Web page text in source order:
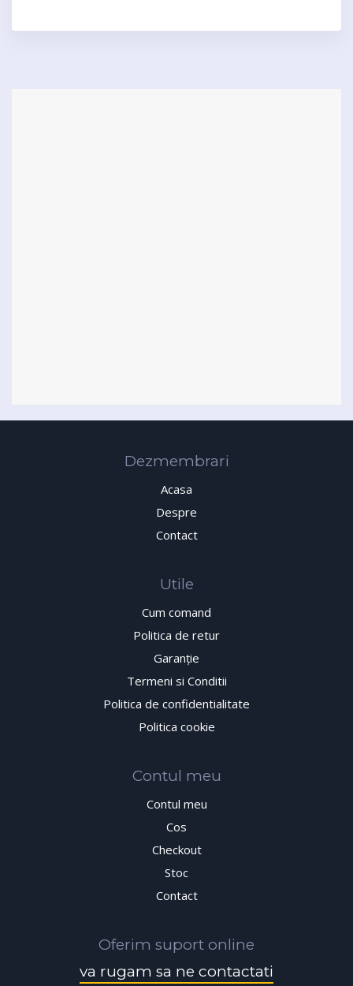
Dezmembrari
Acasa
Despre
Contact
Utile
Cum comand
Politica de retur
Garanţie
Termeni si Conditii
Politica de confidentialitate
Politica cookie
Contul meu
Contul meu
Cos
Checkout
Stoc
Contact
Oferim suport online
va rugam sa ne contactati